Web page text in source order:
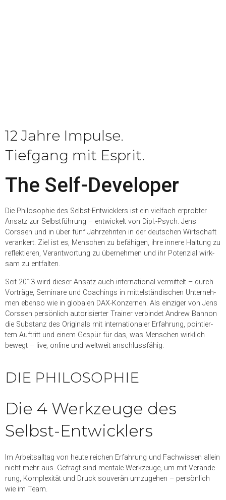
12 Jahre Impulse.
Tiefgang mit Esprit.
The Self-Developer
Die Phi­lo­so­phie des Selbst-Ent­wick­lers ist ein viel­fach erprob­ter
Ansatz zur Selbst­füh­rung – ent­wi­ckelt von Dipl.-Psych. Jens
Corssen und in über fünf Jahr­zehn­ten in der deut­schen Wirt­schaft
ver­an­kert. Ziel ist es, Men­schen zu befä­hi­gen, ihre innere Hal­tung zu
reflek­tie­ren, Ver­ant­wor­tung zu über­neh­men und ihr Poten­zial wirk­
sam zu entfalten.
Seit 2013 wird die­ser Ansatz auch inter­na­tio­nal ver­mit­telt – durch
Vor­träge, Semi­nare und Coa­chings in mit­tel­stän­di­schen Unter­neh­
men ebenso wie in glo­ba­len DAX-Kon­zer­nen. Als ein­zi­ger von Jens
Corssen per­sön­lich auto­ri­sier­ter Trai­ner ver­bin­det Andrew Bannon
die Sub­stanz des Ori­gi­nals mit inter­na­tio­na­ler Erfah­rung, poin­tier­
tem Auf­tritt und einem Gespür für das, was Men­schen wirk­lich
bewegt – live, online und welt­weit anschlussfähig.
DIE PHILOSOPHIE
Die 4 Werkzeuge des
Selbst-Entwicklers
Im Arbeits­all­tag von heute rei­chen Erfah­rung und Fach­wis­sen allein
nicht mehr aus. Gefragt sind men­tale Werk­zeuge, um mit Ver­än­de­
rung, Kom­ple­xi­tät und Druck sou­ve­rän umzu­ge­hen – per­sön­lich
wie im Team.